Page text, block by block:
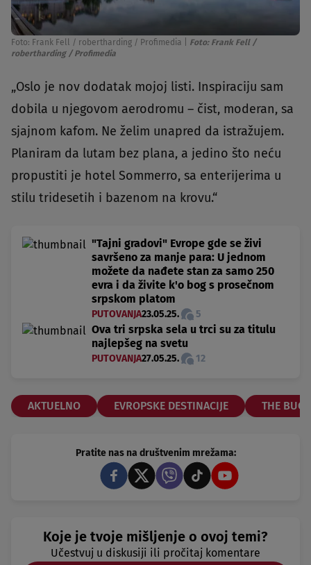
Foto: Frank Fell / robertharding / Profimedia
Foto: Frank Fell /
robertharding / Profimedia
„Oslo je nov dodatak mojoj listi. Inspiraciju sam
dobila u njegovom aerodromu – čist, moderan, sa
sjajnom kafom. Ne želim unapred da istražujem.
Planiram da lutam bez plana, a jedino što neću
propustiti je hotel Sommerro, sa enterijerima u
stilu tridesetih i bazenom na krovu.“
"Tajni gradovi" Evrope gde se živi
savršeno za manje para: U jednom
možete da nađete stan za samo 250
evra i da živite k'o bog s prosečnom
srpskom platom
PUTOVANJA23.05.25. 5
Ova tri srpska sela u trci su za titulu
najlepšeg na svetu
PUTOVANJA27.05.25. 12
AKTUELNO EVROPSKE DESTINACIJE THE
Pratite nas na društvenim mrežama:
Koje je tvoje mišljenje o ovoj temi?
Učestvuj u diskusiji ili pročitaj komentare